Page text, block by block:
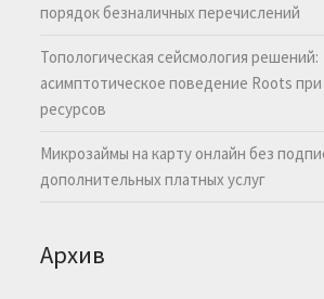
порядок безналичных перечислений
Топологическая сейсмология решений:
асимптотическое поведение Roots
ресурсов
Микрозаймы на карту онлайн без
дополнительных платных услуг
Архив